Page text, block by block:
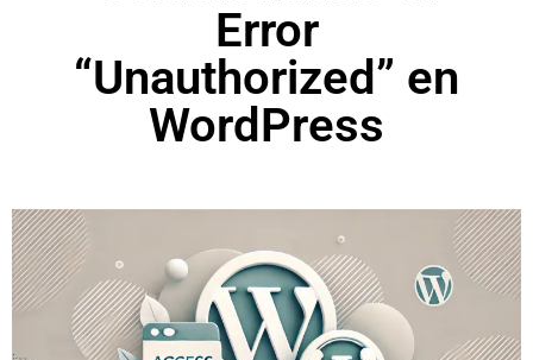
Error
“Unauthorized” en
WordPress